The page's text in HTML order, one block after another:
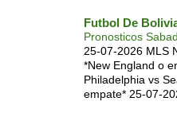
Futbol De
Pronosticos
25-07-2026 MLS
*New England o
Philadelphia vs
empate* 25-07-